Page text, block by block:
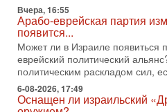
Голоса русскоязычных
меняли политический ландшафт
вспомнить взлет партии
31-07-2026, 17:00
Тайны закрытых дверей: о
молчат Трамп и Нетаньяху?
Недавний визит премьер-
Нетаньяху в США и его встреча
Вчера, 16:55
Арабо-еврейская партия
появится...
Может ли в Израиле появиться
еврейский политический
политическим раскладом сил,
6-08-2026, 17:49
Оснащен ли израильский